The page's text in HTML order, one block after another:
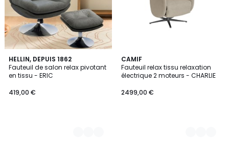
HELLIN, DEPUIS 1862
Fauteuil de salon relax pivotant
en tissu - ERIC
419,00 €
2
Couleurs
CAMIF
Fauteuil relax tissu relaxation
électrique 2 moteurs - CHARLIE
2499,00 €
4
Couleurs